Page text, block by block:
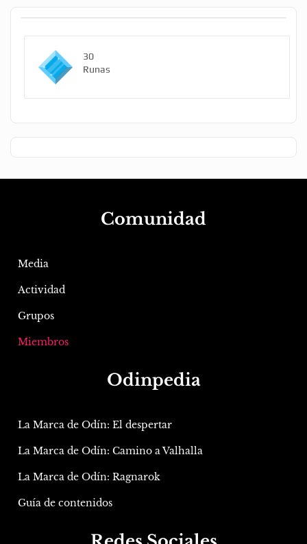
30
Runas
Comunidad
Media
Actividad
Grupos
Miembros
Odinpedia
La Marca de Odín: El despertar
La Marca de Odín: Camino a Valhalla
La Marca de Odín: Ragnarok
Guía de contenidos